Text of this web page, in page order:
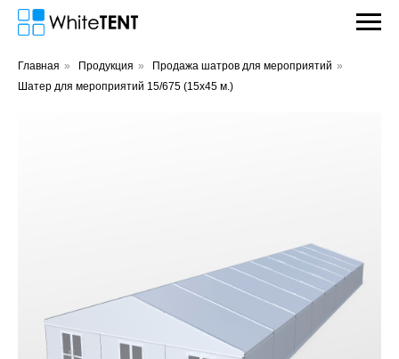
Главная » Продукция » Продажа шатров для мероприятий »
Шатер для мероприятий 15/675 (15х45 м.)